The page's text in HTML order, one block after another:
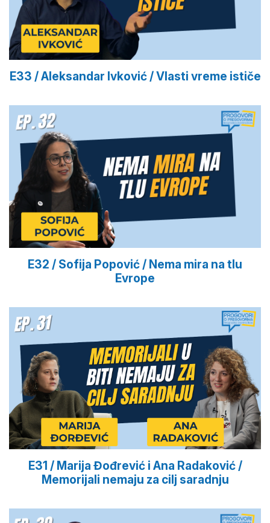
E33 / Aleksandar Ivković / Vlasti vreme ističe
E32 / Sofija Popović / Nema mira na tlu
Evrope
E31 / Marija Đođrević i Ana Radaković /
Memorijali nemaju za cilj saradnju